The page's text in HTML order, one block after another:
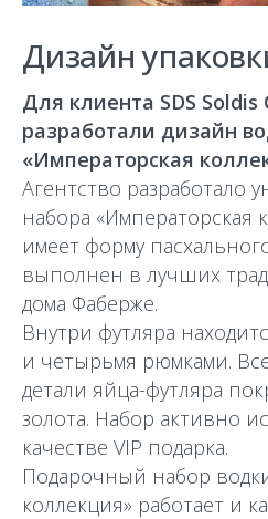
Дизайн
Для клиента SDS
разработали дизайн
«Императорская
Агентство разработало
набора «Императорская
имеет форму
выполнен в лучших
дома Фаберже.
Внутри футляра
и четырьмя рюмками.
детали яйца-футляра
золота. Набор активно
качестве VIP подарка.
Подарочный набор
коллекция» работает и